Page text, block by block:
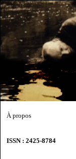
À propos
ISSN : 2425-8784